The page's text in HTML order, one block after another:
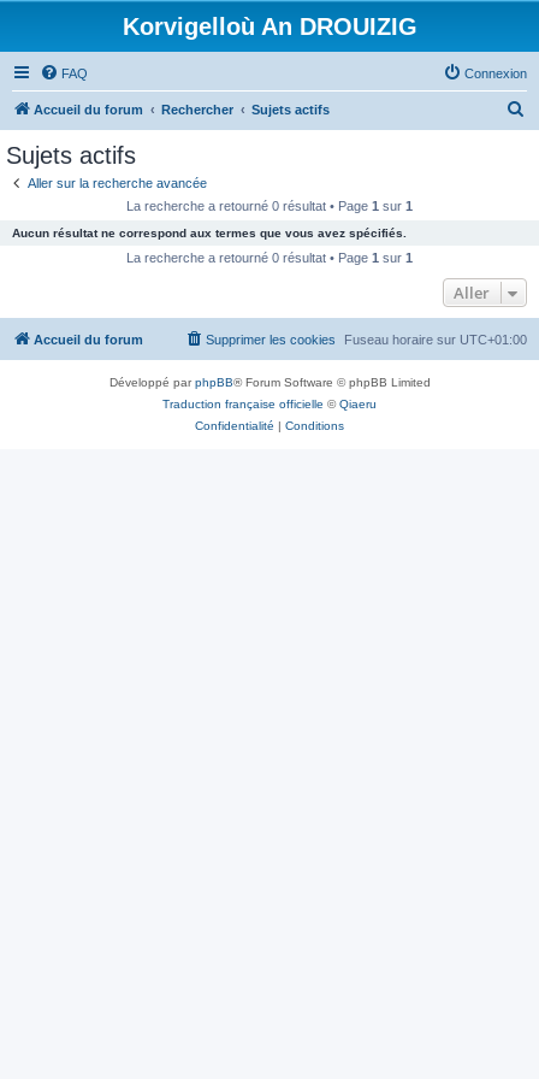
Korvigelloù An DROUIZIG
FAQ Connexion
Accueil du forum Rechercher Sujets actifs
c
e
Sujets actifs
Aller sur la recherche avancée
La recherche a retourné 0 résultat • Page 1 sur 1
Aucun résultat ne correspond aux termes que vous avez spécifiés.
La recherche a retourné 0 résultat • Page 1 sur 1
Aller
Accueil du forum Fuseau horaire sur UTC+01:00
Supprimer les cookies
Développé parphpBB® Forum Software © phpBB Limited
Traduction française officielle ©Qiaeru
Confidentialité | Conditions